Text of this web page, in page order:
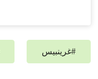
#غرينبيس‎